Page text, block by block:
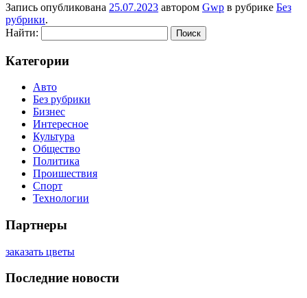
Запись опубликована 25.07.2023 автором Gwp в рубрике Без
рубрики.
Найти:
Категории
Авто
Без рубрики
Бизнес
Интересное
Культура
Общество
Политика
Проишествия
Спорт
Технологии
Партнеры
заказать цветы
Последние новости